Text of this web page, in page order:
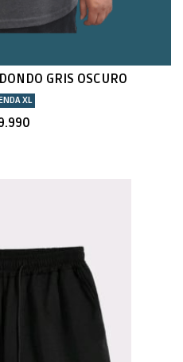
GRIS OSCURO
XL